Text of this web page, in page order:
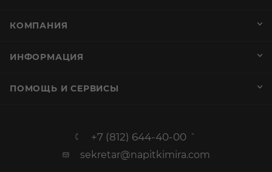
КОМПАНИЯ
ИНФОРМАЦИЯ
ПОМОЩЬ И СЕРВИСЫ
+7 (812) 644-40-00
sekretar@napitkimira.com